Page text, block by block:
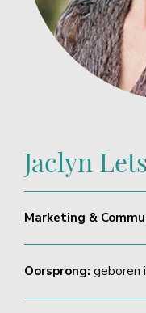
Jaclyn
Marketing &
Oorsprong: geboren